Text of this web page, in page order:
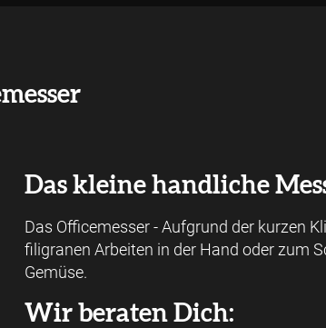
Das kleine handliche
Das Officemesser - Aufgrund der kurzen
filigranen Arbeiten in der Hand oder zum
Gemüse.
Wir beraten Dich: